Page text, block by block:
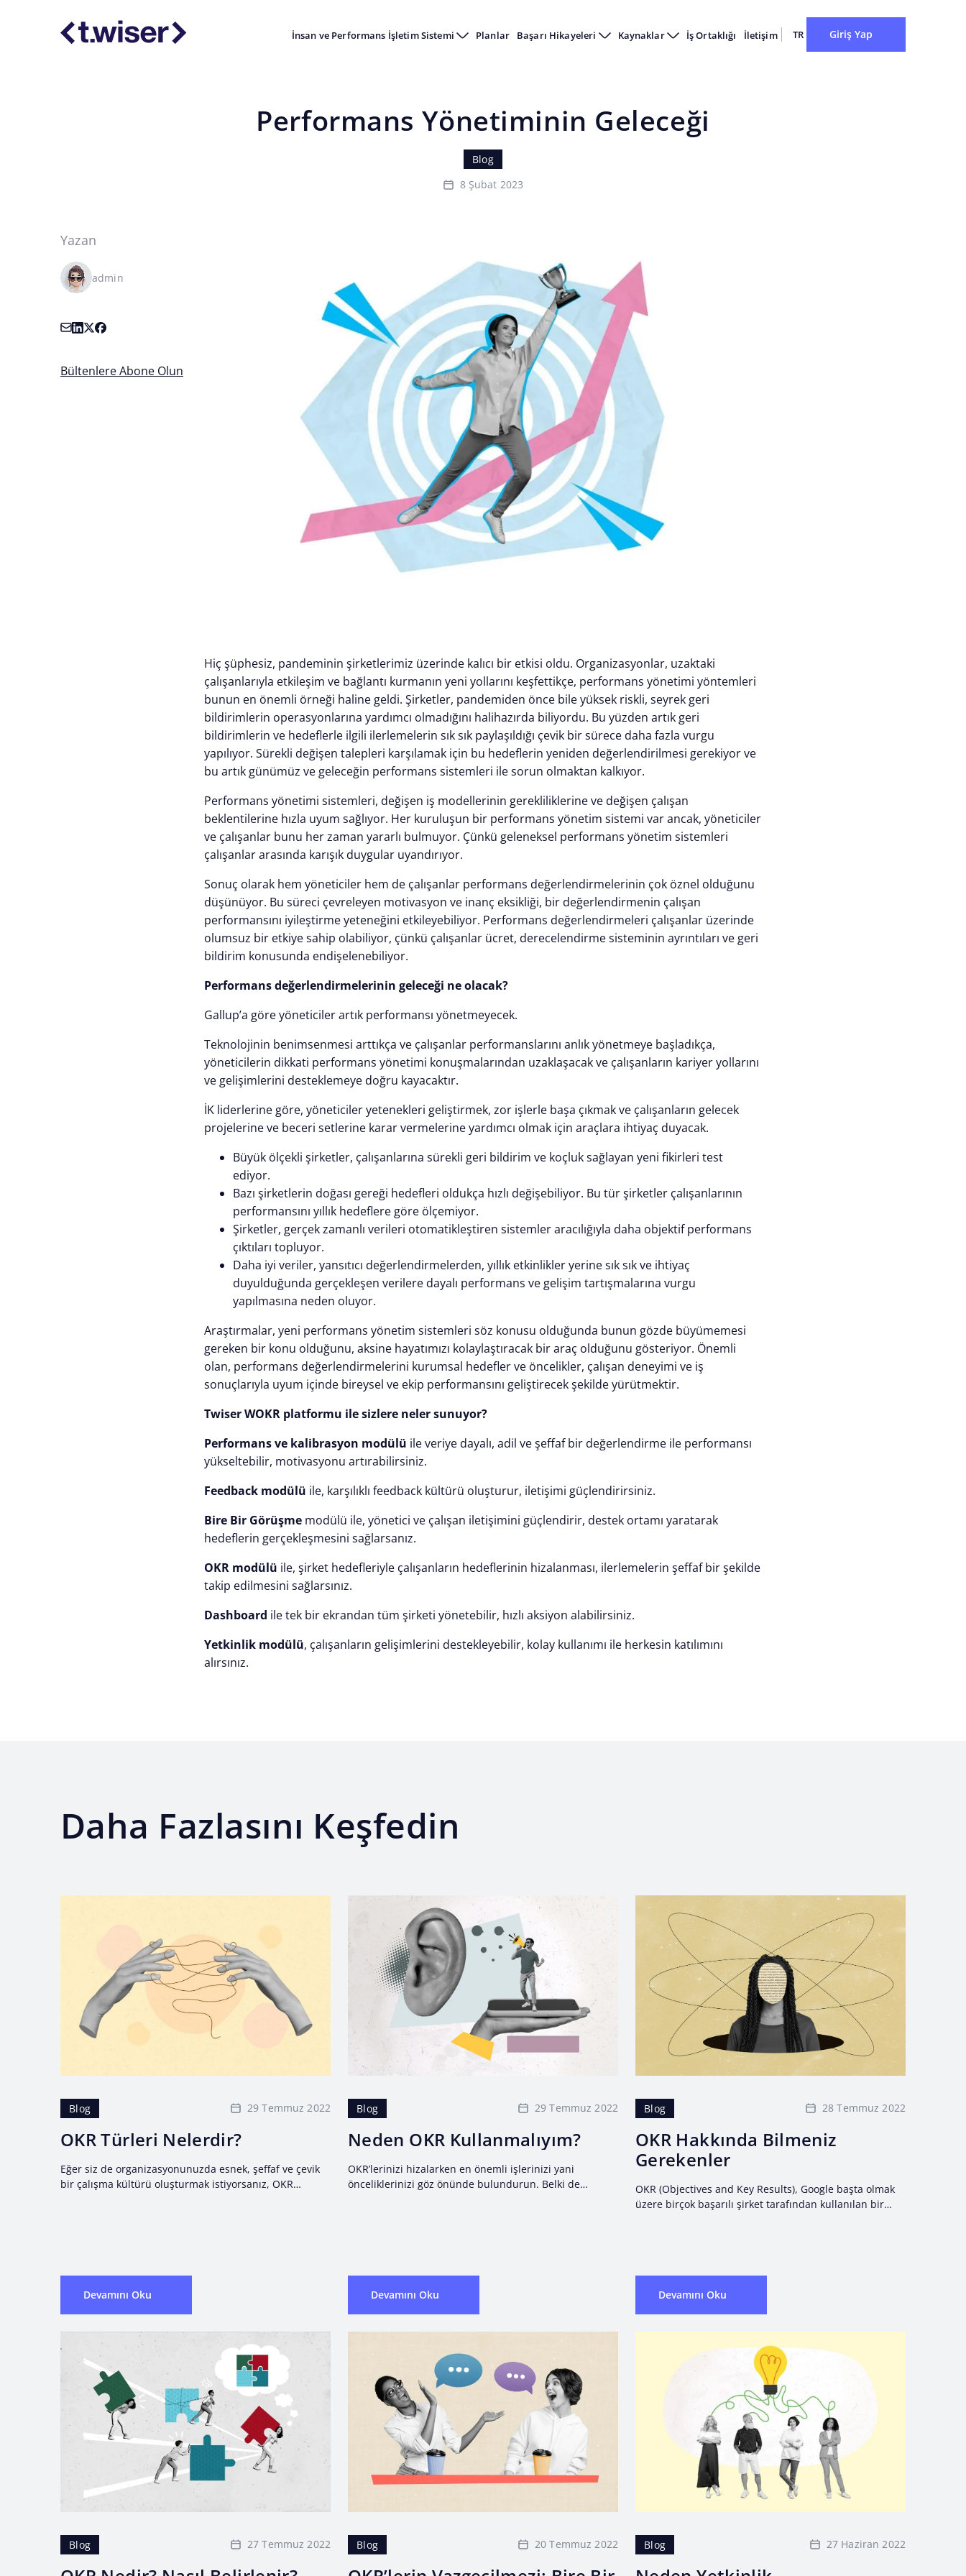
İnsan ve Performans İşletim Sistemi Planlar Başarı Hikayeleri Kaynaklar İş Ortaklığı İletişim TR Giriş Yap
Performans Yönetiminin Geleceği
Blog
8 Şubat 2023
Yazan
admin
Bültenlere Abone Olun
Hiç şüphesiz, pandeminin şirketlerimiz üzerinde kalıcı bir etkisi oldu. Organizasyonlar, uzaktaki
çalışanlarıyla etkileşim ve bağlantı kurmanın yeni yollarını keşfettikçe, performans yönetimi yöntemleri
bunun en önemli örneği haline geldi. Şirketler, pandemiden önce bile yüksek riskli, seyrek geri
bildirimlerin operasyonlarına yardımcı olmadığını halihazırda biliyordu. Bu yüzden artık geri
bildirimlerin ve hedeflerle ilgili ilerlemelerin sık sık paylaşıldığı çevik bir sürece daha fazla vurgu
yapılıyor. Sürekli değişen talepleri karşılamak için bu hedeflerin yeniden değerlendirilmesi gerekiyor ve
bu artık günümüz ve geleceğin performans sistemleri ile sorun olmaktan kalkıyor.
Performans yönetimi sistemleri, değişen iş modellerinin gerekliliklerine ve değişen çalışan
beklentilerine hızla uyum sağlıyor. Her kuruluşun bir performans yönetim sistemi var ancak, yöneticiler
ve çalışanlar bunu her zaman yararlı bulmuyor. Çünkü geleneksel performans yönetim sistemleri
çalışanlar arasında karışık duygular uyandırıyor.
Sonuç olarak hem yöneticiler hem de çalışanlar performans değerlendirmelerinin çok öznel olduğunu
düşünüyor. Bu süreci çevreleyen motivasyon ve inanç eksikliği, bir değerlendirmenin çalışan
performansını iyileştirme yeteneğini etkileyebiliyor. Performans değerlendirmeleri çalışanlar üzerinde
olumsuz bir etkiye sahip olabiliyor, çünkü çalışanlar ücret, derecelendirme sisteminin ayrıntıları ve geri
bildirim konusunda endişelenebiliyor.
Performans değerlendirmelerinin geleceği ne olacak?
Gallup’a göre yöneticiler artık performansı yönetmeyecek.
Teknolojinin benimsenmesi arttıkça ve çalışanlar performanslarını anlık yönetmeye başladıkça,
yöneticilerin dikkati performans yönetimi konuşmalarından uzaklaşacak ve çalışanların kariyer yollarını
ve gelişimlerini desteklemeye doğru kayacaktır.
İK liderlerine göre, yöneticiler yetenekleri geliştirmek, zor işlerle başa çıkmak ve çalışanların gelecek
projelerine ve beceri setlerine karar vermelerine yardımcı olmak için araçlara ihtiyaç duyacak.
Büyük ölçekli şirketler, çalışanlarına sürekli geri bildirim ve koçluk sağlayan yeni fikirleri test
ediyor.
Bazı şirketlerin doğası gereği hedefleri oldukça hızlı değişebiliyor. Bu tür şirketler çalışanlarının
performansını yıllık hedeflere göre ölçemiyor.
Şirketler, gerçek zamanlı verileri otomatikleştiren sistemler aracılığıyla daha objektif performans
çıktıları topluyor.
Daha iyi veriler, yansıtıcı değerlendirmelerden, yıllık etkinlikler yerine sık sık ve ihtiyaç
duyulduğunda gerçekleşen verilere dayalı performans ve gelişim tartışmalarına vurgu
yapılmasına neden oluyor.
Araştırmalar, yeni performans yönetim sistemleri söz konusu olduğunda bunun gözde büyümemesi
gereken bir konu olduğunu, aksine hayatımızı kolaylaştıracak bir araç olduğunu gösteriyor. Önemli
olan, performans değerlendirmelerini kurumsal hedefler ve öncelikler, çalışan deneyimi ve iş
sonuçlarıyla uyum içinde bireysel ve ekip performansını geliştirecek şekilde yürütmektir.
Twiser WOKR platformu ile sizlere neler sunuyor?
Performans ve kalibrasyon modülü ile veriye dayalı, adil ve şeffaf bir değerlendirme ile performansı
yükseltebilir, motivasyonu artırabilirsiniz.
Feedback modülü ile, karşılıklı feedback kültürü oluşturur, iletişimi güçlendirirsiniz.
Bire Bir Görüşme modülü ile, yönetici ve çalışan iletişimini güçlendirir, destek ortamı yaratarak
hedeflerin gerçekleşmesini sağlarsanız.
OKR modülü ile, şirket hedefleriyle çalışanların hedeflerinin hizalanması, ilerlemelerin şeffaf bir şekilde
takip edilmesini sağlarsınız.
Dashboard ile tek bir ekrandan tüm şirketi yönetebilir, hızlı aksiyon alabilirsiniz.
Yetkinlik modülü, çalışanların gelişimlerini destekleyebilir, kolay kullanımı ile herkesin katılımını
alırsınız.
Daha Fazlasını Keşfedin
Blog 29 Temmuz 2022
OKR Türleri Nelerdir?
Eğer siz de organizasyonunuzda esnek, şeffaf ve çevik
bir çalışma kültürü oluşturmak istiyorsanız, OKR
Devamını Oku
Blog 29 Temmuz 2022
Neden OKR Kullanmalıyım?
OKR’lerinizi hizalarken en önemli işlerinizi yani
önceliklerinizi göz önünde bulundurun. Belki de
Devamını Oku
Blog 28 Temmuz 2022
OKR Hakkında Bilmeniz
Gerekenler
OKR (Objectives and Key Results), Google başta olmak
üzere birçok başarılı şirket tarafından kullanılan bir
Devamını Oku
Blog 27 Temmuz 2022 Blog 20 Temmuz 2022 Blog 27 Haziran 2022